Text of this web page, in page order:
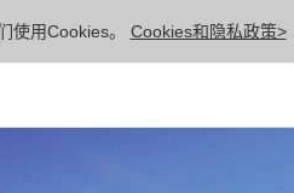
使用Cookies。 Cookies和隐私政策>